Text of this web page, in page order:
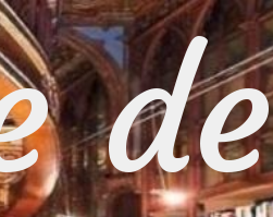
de